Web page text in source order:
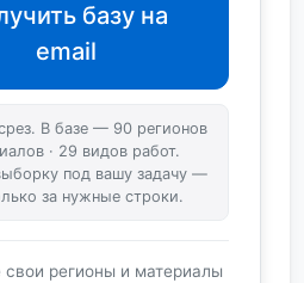
базу на
email
В базе — 90 регионов
· 29 видов работ.
под вашу задачу —
за нужные строки.
свои регионы и материалы